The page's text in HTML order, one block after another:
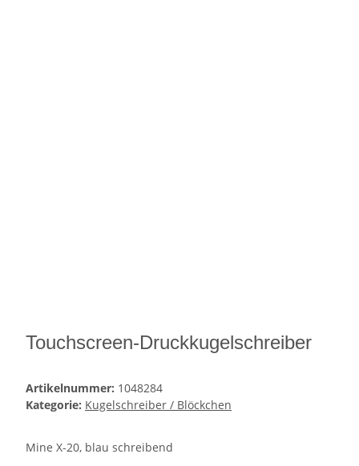
Touchscreen-Druckkugelschreiber
Artikelnummer: 1048284
Kategorie: Kugelschreiber / Blöckchen
Mine X-20, blau schreibend